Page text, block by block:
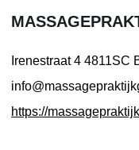
Irenestraat 4 4811SC
https://